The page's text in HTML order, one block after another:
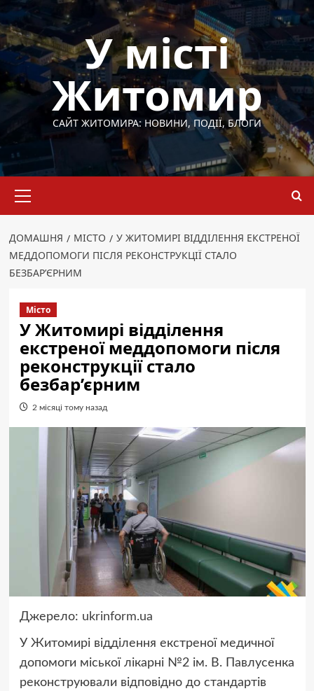
Перейти
до
вмісту
У місті
Житомир
САЙТ ЖИТОМИРА: НОВИНИ, ПОДІЇ, БЛОГИ
меню
ДОМАШНЯ МІСТО
У ЖИТОМИРІ ВІДДІЛЕННЯ ЕКСТРЕНОЇ
МЕДДОПОМОГИ ПІСЛЯ РЕКОНСТРУКЦІЇ СТАЛО
БЕЗБАР’ЄРНИМ
Місто
У Житомирі відділення
екстреної меддопомоги після
реконструкції стало
безбар’єрним
2 місяці тому назад
Джерело: ukrinform.ua
У Житомирі відділення екстреної медичної
допомоги міської лікарні №2 ім. В. Павлусенка
реконструювали відповідно до стандартів